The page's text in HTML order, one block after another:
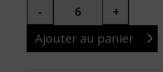
Ajouter au panier